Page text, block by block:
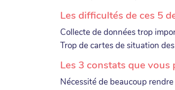
Les difficultés de ces 5
Collecte de données trop
Trop de cartes de situation
Les 3 constats que
Nécessité de beaucoup